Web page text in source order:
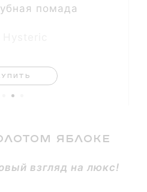
помада
ЯБЛОКЕ
взгляд на люкс!